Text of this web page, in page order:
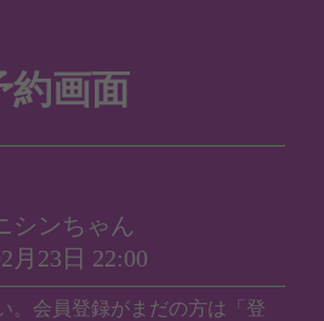
約画面
シンちゃん
23日 22:00
。会員登録がまだの方は「登